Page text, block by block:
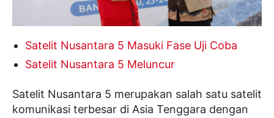
Satelit Nusantara 5 Masuki Fase Uji Coba
Satelit Nusantara 5 Meluncur
Satelit Nusantara 5 merupakan salah satu satelit
komunikasi terbesar di Asia Tenggara dengan